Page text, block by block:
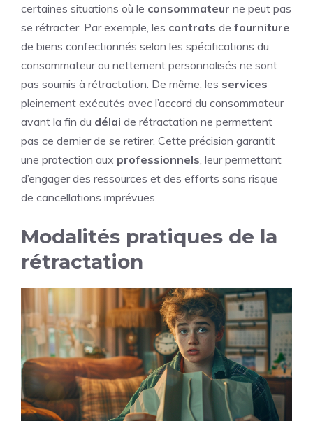
certaines situations où le consommateur ne peut pas
se rétracter. Par exemple, les contrats de fourniture
de biens confectionnés selon les spécifications du
consommateur ou nettement personnalisés ne sont
pas soumis à rétractation. De même, les services
pleinement exécutés avec l’accord du consommateur
avant la fin du délai de rétractation ne permettent
pas ce dernier de se retirer. Cette précision garantit
une protection aux professionnels , leur permettant
d’engager des ressources et des efforts sans risque
de cancellations imprévues.
Modalités pratiques de la
rétractation